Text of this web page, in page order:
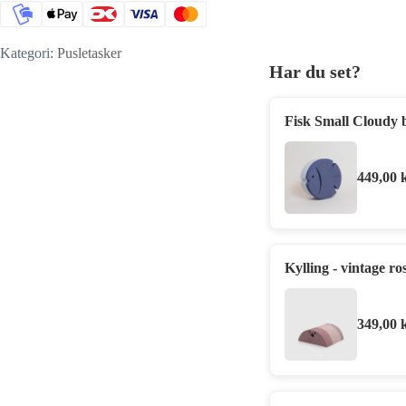
Kategori: Pusletasker
Har du set?
Fisk Small Cloudy
449,00
Kylling - vintage
349,00